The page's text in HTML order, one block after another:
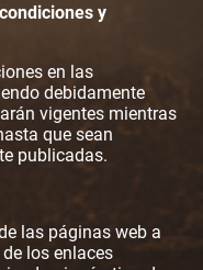
y
en las
debidamente
vigentes mientras
que sean
publicadas.
las páginas web a
los enlaces